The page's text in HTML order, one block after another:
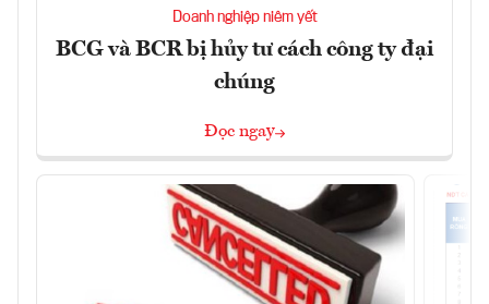
Doanh nghiệp niêm yết
BCG và BCR bị hủy tư cách công ty đại
chúng
Đọc ngay